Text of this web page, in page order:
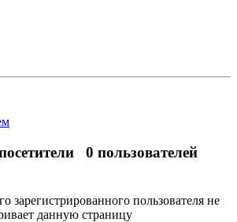
0 пользователей
зарегистрированного пользователя не
данную страницу